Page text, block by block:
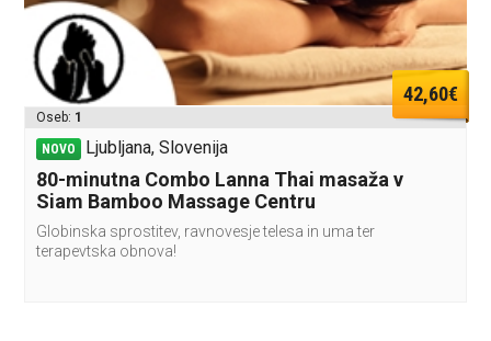
42,60€
Oseb: 1
NOVO Ljubljana, Slovenija
80-minutna Combo Lanna Thai masaža v
Siam Bamboo Massage Centru
Globinska sprostitev, ravnovesje telesa in uma ter
terapevtska obnova!